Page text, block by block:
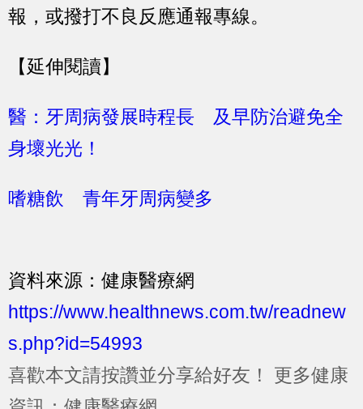
報，或撥打不良反應通報專線。
【延伸閱讀】
醫：牙周病發展時程長 及早防治避免全
身壞光光！
嗜糖飲 青年牙周病變多
資料來源：健康醫療網
https://www.healthnews.com.tw/readnew
s.php?id=54993
喜歡本文請按讚並分享給好友！
更多健康